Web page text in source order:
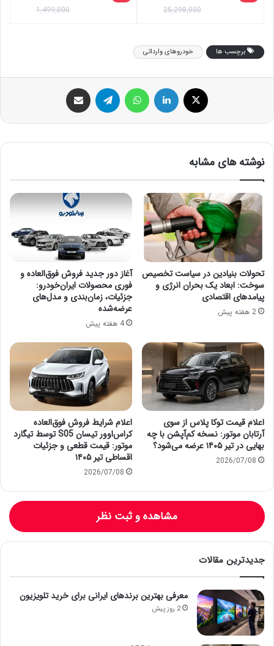
25,298,000
1,499,000
برچسب ها خودروهای وارداتی
ایکس لینکداین تلگرام
نوشته های مشابه
تحولات بنیادین در سیاست تخصیص
سوخت: ابعاد یک بحران انرژی و
پیامدهای اقتصادی
2 هفته پیش
آغاز دور جدید فروش فوق‌العاده و
فوری محصولات ایران‌خودرو:
جزئیات، زمان‌بندی و مدل‌های
عرضه‌شده
4 هفته پیش
اعلام قیمت توکا پلاس از سوی
آرتابان موتور: نسخه کم‌آپشن با چه
بهایی در تیر ۱۴۰۵ عرضه می‌شود؟
2026/07/08
اعلام شرایط فروش فوق‌العاده
کراس‌اوور تیسان S05 توسط تیگارد
موتور: قیمت قطعی و جزئیات
اقساطی تیر ۱۴۰۵
2026/07/08
مشاهده و ثبت نظر
جدیدترین مقالات
معرفی بهترین برندهای ایرانی برای خرید تلویزیون
2 روز پیش